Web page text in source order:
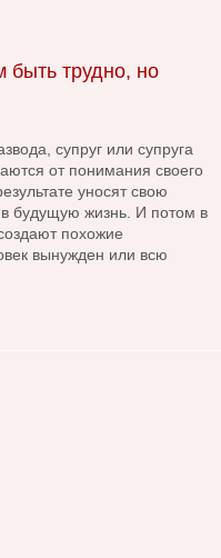
быть трудно, но
супруг или супруга
от понимания своего
уносят свою
в будущую жизнь. И потом в
похожие
вынужден или всю